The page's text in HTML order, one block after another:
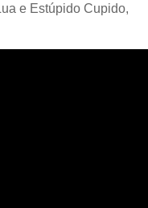
e Estúpido Cupido,